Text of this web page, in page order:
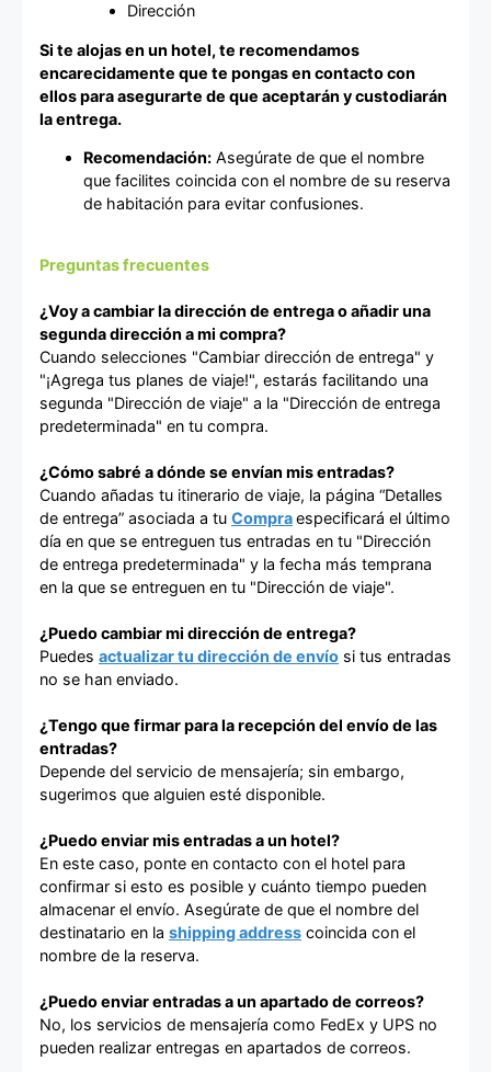
Dirección
Si te alojas en un hotel, te recomendamos
encarecidamente que te pongas en contacto con
ellos para asegurarte de que aceptarán y custodiarán
la entrega.
Recomendación: Asegúrate de que el nombre
que facilites coincida con el nombre de su reserva
de habitación para evitar confusiones.
Preguntas frecuentes
¿Voy a cambiar la dirección de entrega o añadir una
segunda dirección a mi compra?
Cuando selecciones "Cambiar dirección de entrega" y
"¡Agrega tus planes de viaje!", estarás facilitando una
segunda "Dirección de viaje" a la "Dirección de entrega
predeterminada" en tu compra.
¿Cómo sabré a dónde se envían mis entradas?
Cuando añadas tu itinerario de viaje, la página “Detalles
de entrega” asociada a tu Compraespecificará el último
día en que se entreguen tus entradas en tu "Dirección
de entrega predeterminada" y la fecha más temprana
en la que se entreguen en tu "Dirección de viaje".
¿Puedo cambiar mi dirección de entrega?
Puedes actualizar tu dirección de envío si tus entradas
no se han enviado.
¿Tengo que firmar para la recepción del envío de las
entradas?
Depende del servicio de mensajería; sin embargo,
sugerimos que alguien esté disponible.
¿Puedo enviar mis entradas a un hotel?
En este caso, ponte en contacto con el hotel para
confirmar si esto es posible y cuánto tiempo pueden
almacenar el envío. Asegúrate de que el nombre del
destinatario en la shipping address coincida con el
nombre de la reserva.
¿Puedo enviar entradas a un apartado de correos?
No, los servicios de mensajería como FedEx y UPS no
pueden realizar entregas en apartados de correos.